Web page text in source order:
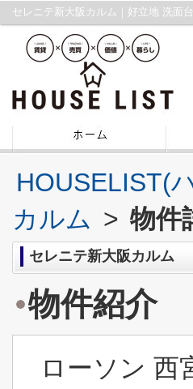
HOUSELIST(
カルム > 物件
セレニテ新大阪カルム
物件紹介
ローソン 西